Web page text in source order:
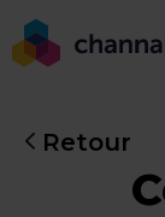
Retour